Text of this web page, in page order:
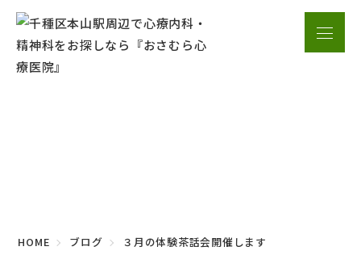
HOME ブログ ３月の体験茶話会開催します